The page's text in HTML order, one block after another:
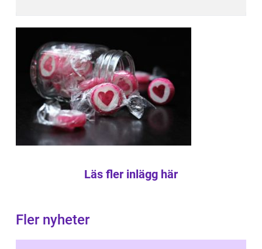
Läs fler inlägg här
Fler nyheter